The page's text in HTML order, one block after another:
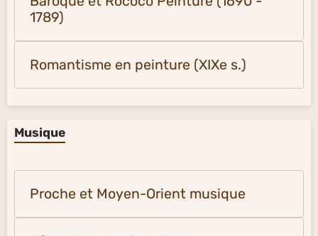
1789)
Romantisme en peinture (XIXe s.)
Musique
Proche et Moyen-Orient musique